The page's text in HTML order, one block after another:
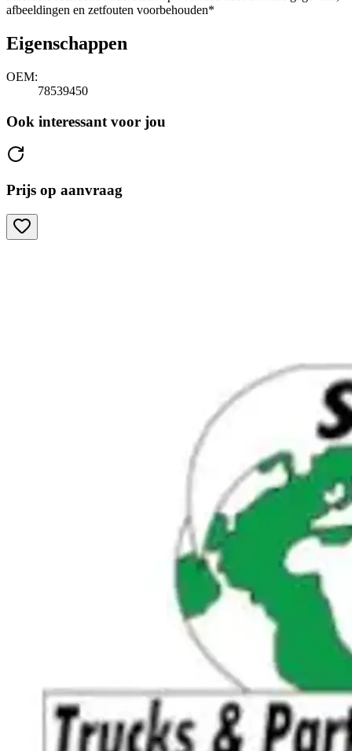
afbeeldingen en zetfouten voorbehouden*
Eigenschappen
OEM:
78539450
Ook interessant voor jou
Prijs op aanvraag